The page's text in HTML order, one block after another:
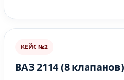
КЕЙС №2
ВАЗ 2114 (8 клапанов)